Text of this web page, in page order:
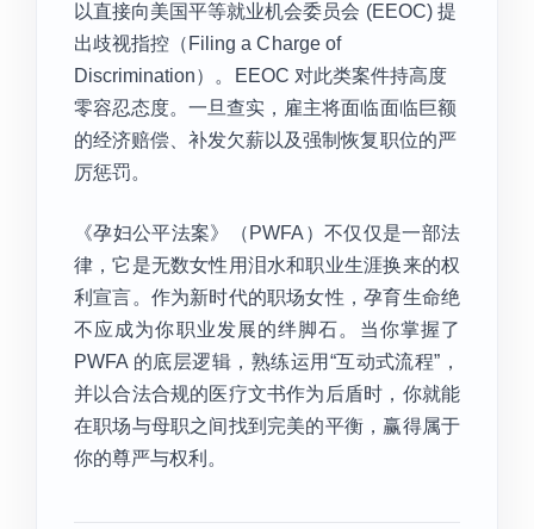
以直接向美国平等就业机会委员会 (EEOC) 提
出歧视指控（Filing a Charge of
Discrimination）。EEOC 对此类案件持高度
零容忍态度。一旦查实，雇主将面临面临巨额
的经济赔偿、补发欠薪以及强制恢复职位的严
厉惩罚。
《孕妇公平法案》（PWFA）不仅仅是一部法
律，它是无数女性用泪水和职业生涯换来的权
利宣言。作为新时代的职场女性，孕育生命绝
不应成为你职业发展的绊脚石。当你掌握了
PWFA 的底层逻辑，熟练运用“互动式流程”，
并以合法合规的医疗文书作为后盾时，你就能
在职场与母职之间找到完美的平衡，赢得属于
你的尊严与权利。